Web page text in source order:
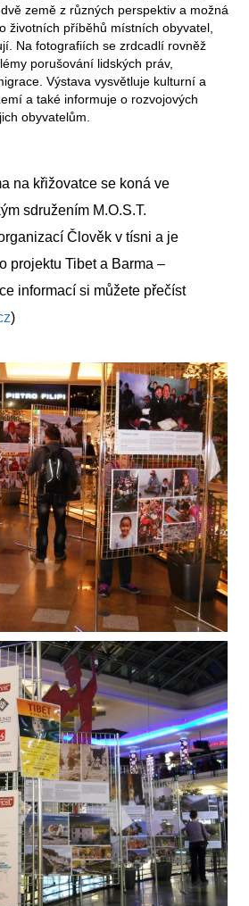
země z různých perspektiv a možná
životních příběhů místních obyvatel,
Na fotografiích se zrdcadlí rovněž
porušování lidských práv,
Výstava vysvětluje kulturní a
a také informuje o rozvojových
obyvatelům.
na křižovatce se koná ve
sdružením M.O.S.T.
Člověk v tísni a je
projektu Tibet a Barma –
informací si můžete přečíst
)